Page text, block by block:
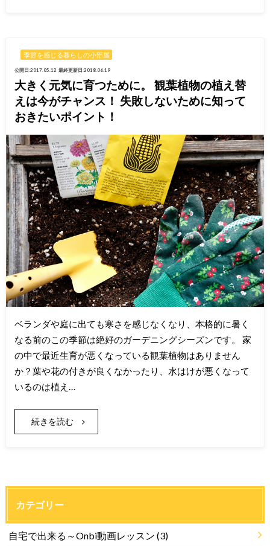
季節を感じる暮らしの小部屋
公開日:2017.05.12 最終更新日:2018.06.19
大きく元気に育つために。 観葉植物の植え替
えは今がチャンス！ 失敗しないために知って
おきたいポイント！
ベランダや庭に出ても寒さを感じなくなり、本格的に暑く
なる前のこの季節は絶好のガーデニングシーズンです。 家
の中で最近生育が悪くなっている観葉植物はありません
か？葉や花の付きが良くなかったり、水はけが悪くなって
いるのは植え…
続きを読む
カテゴリー
自宅で出来る～Onbi動画レッスン (3)